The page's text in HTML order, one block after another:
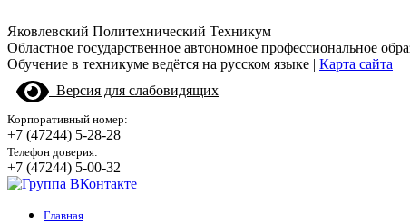
Яковлевский Политехнический Техникум
Областное государственное автономное профессиональное
Обучение в техникуме ведётся на русском языке | Карта сайта
Версия для слабовидящих
Корпоративный номер:
+7 (47244) 5-28-28
Телефон доверия:
+7 (47244) 5-00-32
Главная